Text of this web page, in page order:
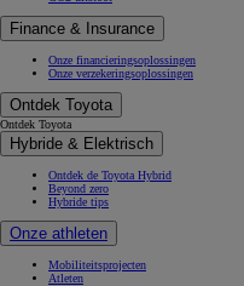
Finance & Insurance
Onze financieringsoplossingen
Onze verzekeringsoplossingen
Ontdek Toyota
Ontdek Toyota
Hybride & Elektrisch
Ontdek de Toyota Hybrid
Beyond zero
Hybride tips
Onze athleten
Mobiliteitsprojecten
Atleten